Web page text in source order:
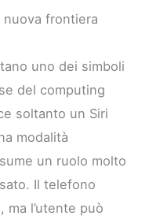
frontiera
uno dei simboli
del computing
soltanto un Siri
modalità
un ruolo molto
Il telefono
ma l’utente può